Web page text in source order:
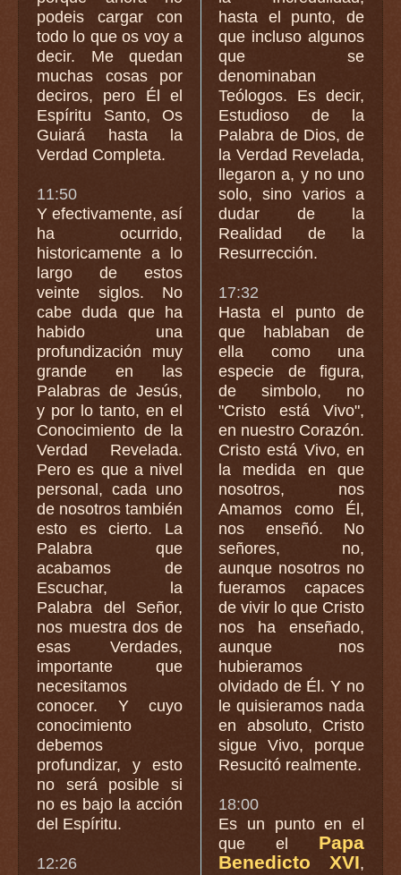
podeis cargar con
todo lo que os voy a
decir. Me quedan
muchas cosas por
deciros, pero Él el
Espíritu Santo, Os
Guiará hasta la
Verdad Completa.
11:50
Y efectivamente, así
ha ocurrido,
historicamente a lo
largo de estos
veinte siglos. No
cabe duda que ha
habido una
profundización muy
grande en las
Palabras de Jesús,
y por lo tanto, en el
Conocimiento de la
Verdad Revelada.
Pero es que a nivel
personal, cada uno
de nosotros también
esto es cierto. La
Palabra que
acabamos de
Escuchar, la
Palabra del Señor,
nos muestra dos de
esas Verdades,
importante que
necesitamos
conocer. Y cuyo
conocimiento
debemos
profundizar, y esto
no será posible si
no es bajo la acción
del Espíritu.
12:26
hasta el punto, de
que incluso algunos
que se
denominaban
Teólogos. Es decir,
Estudioso de la
Palabra de Dios, de
la Verdad Revelada,
llegaron a, y no uno
solo, sino varios a
dudar de la
Realidad de la
Resurrección.
17:32
Hasta el punto de
que hablaban de
ella como una
especie de figura,
de simbolo, no
"Cristo está Vivo",
en nuestro Corazón.
Cristo está Vivo, en
la medida en que
nosotros, nos
Amamos como Él,
nos enseñó. No
señores, no,
aunque nosotros no
fueramos capaces
de vivir lo que Cristo
nos ha enseñado,
aunque nos
hubieramos
olvidado de Él. Y no
le quisieramos nada
en absoluto, Cristo
sigue Vivo, porque
Resucitó realmente.
18:00
Es un punto en el
que el Papa
Benedicto XVI,